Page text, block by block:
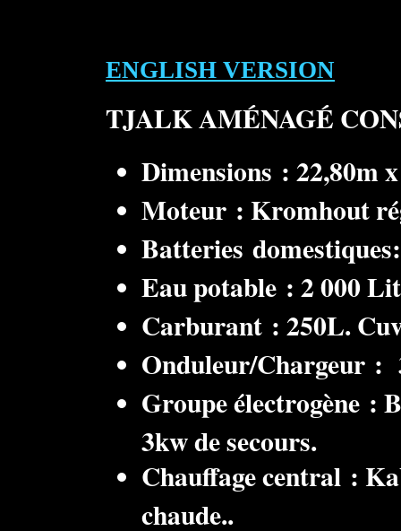
ENGLISH VERSION
TJALK AMÉNAGÉ
Dimensions : 22,80m
Moteur : Kromhout
Batteries
Eau potable : 2 000
Carburant : 250L.
Onduleur/Chargeur :
Groupe électrogène :
3kw de secours.
Chauffage central :
chaude..